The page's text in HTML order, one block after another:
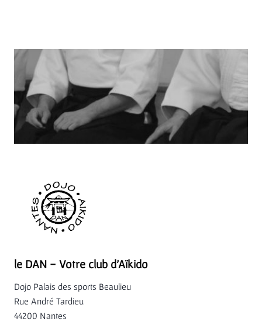
le DAN - Votre club d'Aïkido
Dojo Palais des sports Beaulieu
Rue André Tardieu
44200 Nantes